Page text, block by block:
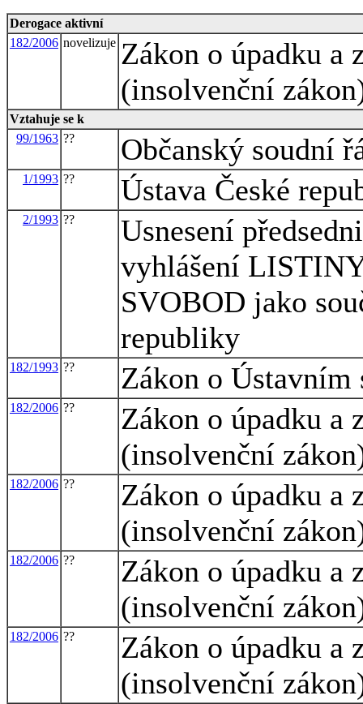
Derogace aktivní
182/2006 novelizuje Zákon o úpadku a
(insolvenční
Vztahuje se k
99/1963 ?? Občanský soudní
1/1993 ?? Ústava České
2/1993 ??
Usnesení
vyhlášení
SVOBOD jako
republiky
182/1993 ?? Zákon o Ústavním
182/2006 ??
Zákon o úpadku a
(insolvenční
182/2006 ??
Zákon o úpadku a
(insolvenční
182/2006 ??
Zákon o úpadku a
(insolvenční
182/2006 ??
Zákon o úpadku a
(insolvenční